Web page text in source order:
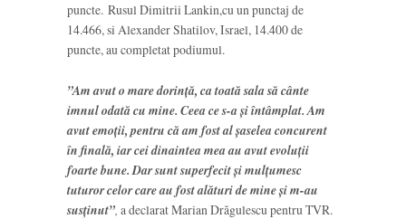
puncte. Rusul Dimitrii Lankin,cu un punctaj de
14.466, si Alexander Shatilov, Israel, 14.400 de
puncte, au completat podiumul.
”Am avut o mare dorinţă, ca toată sala să cânte
imnul odată cu mine. Ceea ce s-a şi întâmplat. Am
avut emoţii, pentru că am fost al şaselea concurent
în finală, iar cei dinaintea mea au avut evoluţii
foarte bune. Dar sunt superfecit şi mulţumesc
tuturor celor care au fost alături de mine şi m-au
susţinut” a declarat Marian Drăgulescu pentru TVR.